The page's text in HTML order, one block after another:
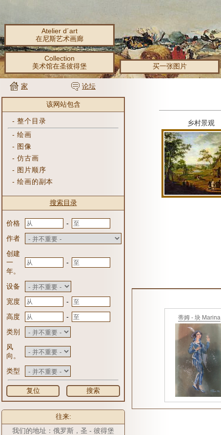
Atelier d´art
在尼斯艺术画廊
Collection
美术馆在圣彼得堡
买一张图片
家 论坛
该网站包含
-整个目录
-绘画
- 图像
-仿古画
- 图片顺序
-绘画的副本
搜索目录
价格
-
作者
创建
一
年。
-
设备
宽度
-
高度
-
类别
风
向。
类型
复位 搜索
往来:
我们的地址：俄罗斯，圣 - 彼得堡
乡村景观
蒂姆 - 块 Marina